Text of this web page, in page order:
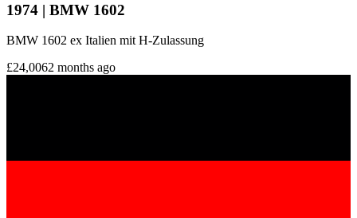
1974 | BMW 1602
BMW 1602 ex Italien mit H-Zulassung
£24,0062 months ago